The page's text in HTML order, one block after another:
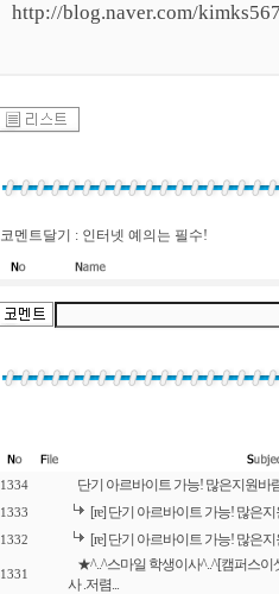
http://blog.naver.com/
코멘트달기 : 인터넷 예의는 필수!
1334 단기 아르바이트 가능! 많은지원바
1333 [re] 단기 아르바이트 가능! 많은
1332 [re] 단기 아르바이트 가능! 많은
1331
★^..^스마일 학생이사^..^[캠퍼스이
사 .저렴...